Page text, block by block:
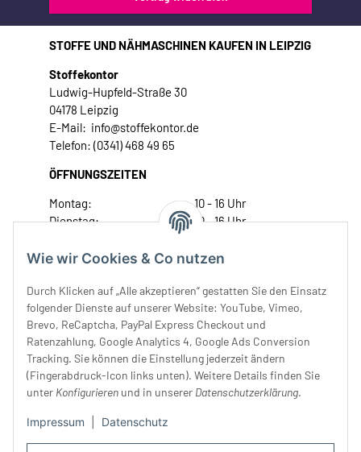
Wie wir Cookies & Co nutzen
Durch Klicken auf „Alle akzeptieren“ gestatten Sie den Einsatz
folgender Dienste auf unserer Website: YouTube, Vimeo,
Brevo, ReCaptcha, PayPal Express Checkout und
Ratenzahlung, Google Analytics 4, Google Ads Conversion
Tracking. Sie können die Einstellung jederzeit ändern
(Fingerabdruck-Icon links unten). Weitere Details finden Sie
unter Konfigurieren und in unserer Datenschutzerklärung.
Impressum Datenschutz
STOFFE UND NÄHMASCHINEN KAUFEN IN LEIPZIG
Stoffekontor
Ludwig-Hupfeld-Straße 30
04178 Leipzig
E-Mail: info@stoffekontor.de
Telefon: (0341) 468 49 65
ÖFFNUNGSZEITEN
Montag:
10 - 16 Uhr
Dienstag:
10 - 16 Uhr
Donnerstag:
10 - 18 Uhr
Samstag:
10 - 14 Uhr
Unser Service
Rechtliches